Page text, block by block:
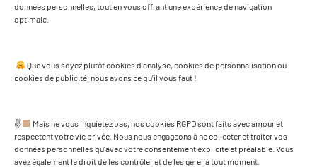
données personnelles, tout en vous offrant une expérience de navigation
optimale.
Que vous soyez plutôt cookies d'analyse, cookies de personnalisation ou
cookies de publicité, nous avons ce qu'il vous faut !
✌
Mais ne vous inquiétez pas, nos cookies RGPD sont faits avec amour et
respectent votre vie privée. Nous nous engageons à ne collecter et traiter vos
données personnelles qu'avec votre consentement explicite et préalable. Vous
avez également le droit de les contrôler et de les gérer à tout moment.
Cliquez pour accepter les cookies marketing